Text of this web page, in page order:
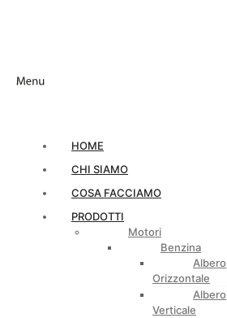
HOME
CHI SIAMO
COSA FACCIAMO
PRODOTTI
Motori
Benzina
Albero
Orizzontale
Albero
Verticale